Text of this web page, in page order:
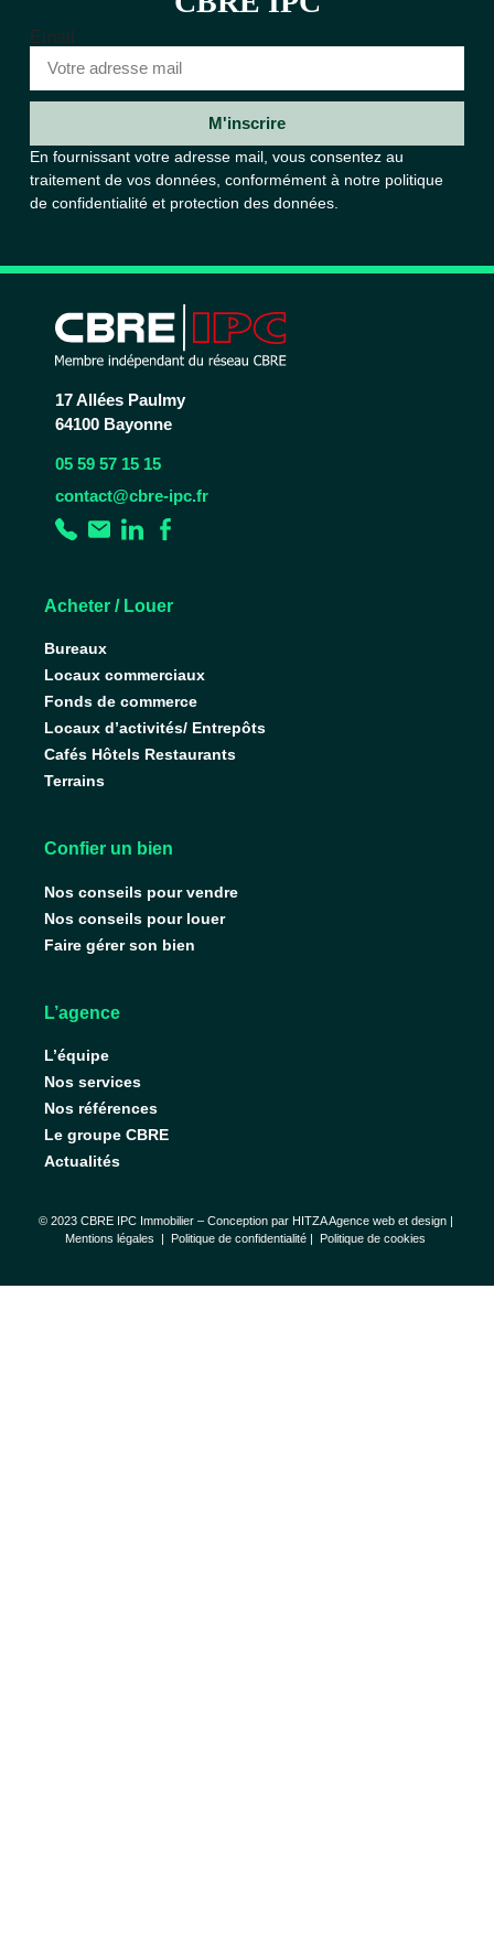
Email
M'inscrire
En fournissant votre adresse mail, vous consentez au
traitement de vos données, conformément à notre politique
de confidentialité et protection des données.
17 Allées Paulmy
64100 Bayonne
05 59 57 15 15
contact@cbre-ipc.fr
Acheter / Louer
Bureaux
Locaux commerciaux
Fonds de commerce
Locaux d’activités/ Entrepôts
Cafés Hôtels Restaurants
Terrains
Confier un bien
Nos conseils pour vendre
Nos conseils pour louer
Faire gérer son bien
L’agence
L’équipe
Nos services
Nos références
Le groupe CBRE
Actualités
© 2023 CBRE IPC Immobilier – Conception par HITZA Agence web et design|
Mentions légales
Politique de confidentialité | Politique de cookies